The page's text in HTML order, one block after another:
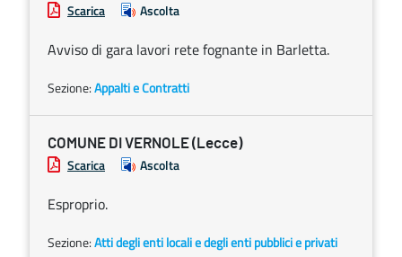
Scarica Ascolta
Avviso di gara lavori rete fognante in Barletta.
Sezione:Appalti e Contratti
COMUNE DI VERNOLE (Lecce)
Scarica Ascolta
Esproprio.
Sezione:Atti degli enti locali e degli enti pubblici e privati